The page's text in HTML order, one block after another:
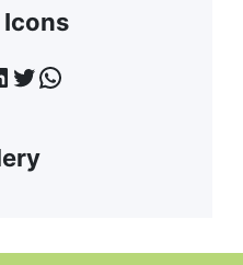
Icons
Twitter WhatsApp